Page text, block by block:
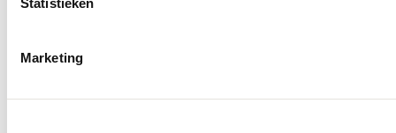
Statistieken
Marketing